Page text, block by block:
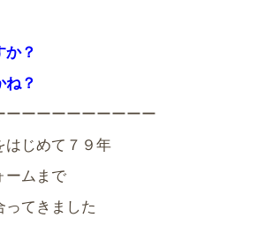
か？
ね？
ーーーーーーーーーー
はじめて７９年
ームまで
ってきました